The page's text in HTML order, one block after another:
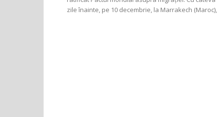
zile înainte, pe 10 decembrie, la Marrakech